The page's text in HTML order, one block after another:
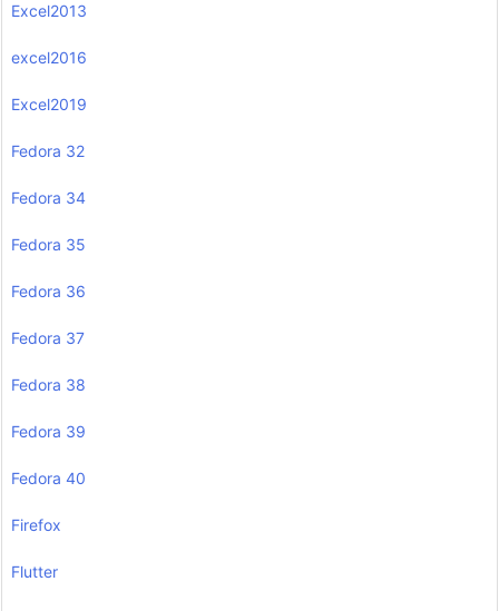
Excel2013
excel2016
Excel2019
Fedora 32
Fedora 34
Fedora 35
Fedora 36
Fedora 37
Fedora 38
Fedora 39
Fedora 40
Firefox
Flutter